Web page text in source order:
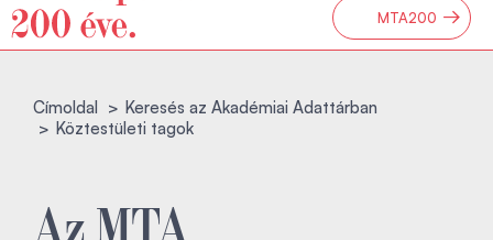
MTA200 →
Címoldal
Keresés az Akadémiai Adattárban
Köztestületi tagok
Az MTA